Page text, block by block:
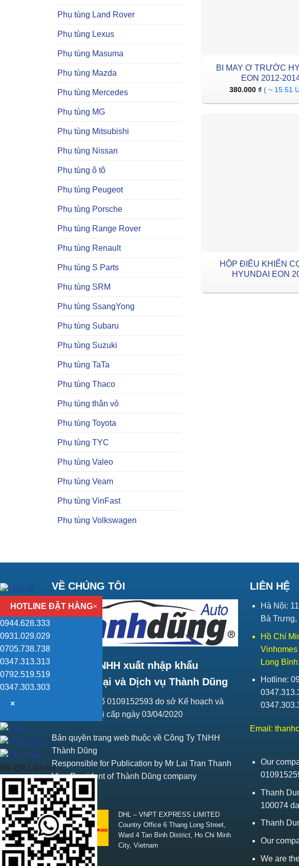
Phụ tùng Land Rover
Phụ tùng Lexus
Phụ tùng Masuma
Phụ tùng Mazda
Phụ tùng Mercedes
Phụ tùng MG
Phụ tùng Mitsubishi
Phụ tùng Nissan
Phụ tùng ô tô
Phụ tùng Peugeot
Phụ tùng Porsche
Phụ tùng Range Rover
Phụ tùng Renault
Phụ tùng S Parts
Phụ tùng SRM
Phụ tùng SsangYong
Phụ tùng Subaru
Phụ tùng Suzuki
Phụ tùng TaTa
Phụ tùng Thaco
Phụ tùng thân vỏ
Phụ tùng Toyota
Phụ tùng TYC
Phụ tùng Valeo
Phụ tùng Veam
Phụ tùng VinFast
Phụ tùng Volkswagen
BI MAY Ơ TRƯỚC
EON 2012-
380.000₫ ( ~ 15.51
HỘP ĐIỀU KHIỂN
HYUNDAI EON
VỀ CHÚNG TÔI
Công ty TNHH xuất nhập khẩu
Thương mại và Dịch vụ Thành Dũng
Giấy ĐKKD số 0109152593 do sở Kế hoạch và
Đầu tư Hà Nội cấp ngày 03/04/2020
Bản quyền trang web thuộc về Công Ty TNHH
Thành Dũng
Responsible for Publication by Mr Lai Tran Thanh
Vice President of Thành Dũng company
SHIPPING
DHL – VNPT EXPRESS LIMITED
Country Office 6 Thang Long Street,
Ward 4 Tan Binh District, Ho Chi Minh
City, Vietnam
LIÊN HỆ
Hà Nội:
Bà Trưng,
Hồ Chí
Vinhomes
Long
Hotline:
Email:
Our
Thanh
100074
Thanh
Our
We are
HOTLINE ĐẶT HÀNG×
0944.628.333
0931.029.029
0705.738.738
0347.313.313
0792.519.519
0347.303.303
×
Mã QR Liên hệ×